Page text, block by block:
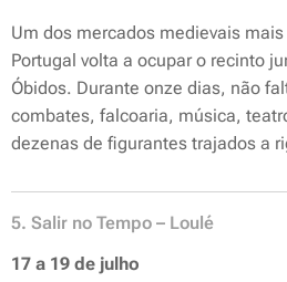
Um dos mercados medievais
Portugal volta a ocupar o recinto
Óbidos. Durante onze dias, não
combates, falcoaria, música,
dezenas de figurantes trajados a
5. Salir no Tempo – Loulé
17 a 19 de julho